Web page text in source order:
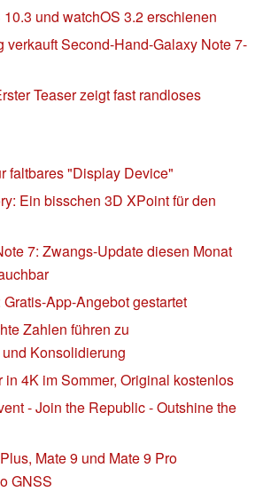
und watchOS 3.2 erschienen
verkauft Second-Hand-Galaxy Note 7-
Teaser zeigt fast randloses
faltbares "Display Device"
Ein bisschen 3D XPoint für den
7: Zwangs-Update diesen Monat
App-Angebot gestartet
Zahlen führen zu
Konsolidierung
in 4K im Sommer, Original kostenlos
- Join the Republic - Outshine the
Mate 9 und Mate 9 Pro
GNSS